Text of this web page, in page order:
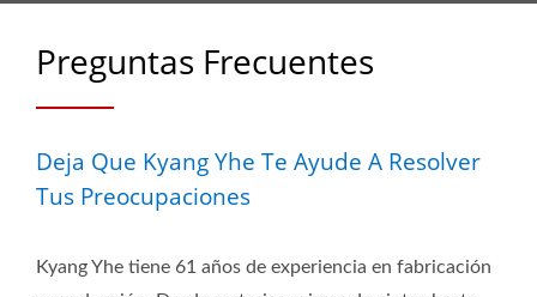
Preguntas Frecuentes
Deja Que Kyang Yhe Te Ayude A Resolver
Tus Preocupaciones
Kyang Yhe tiene 61 años de experiencia en fabricación